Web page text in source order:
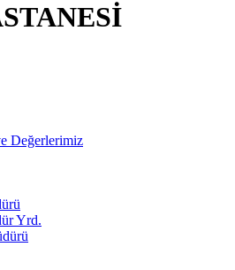
Değerlerimiz
Yrd.